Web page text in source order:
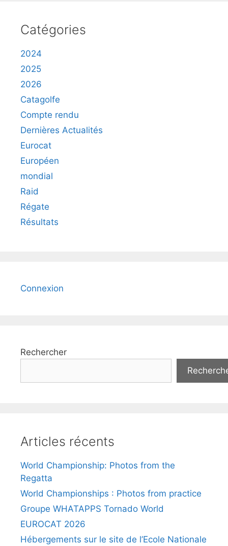
Catégories
2024
2025
2026
Catagolfe
Compte rendu
Dernières Actualités
Eurocat
Européen
mondial
Raid
Régate
Résultats
Connexion
Rechercher
Articles récents
World Championship: Photos from the
Regatta
World Championships : Photos from practice
Groupe WHATAPPS Tornado World
EUROCAT 2026
Hébergements sur le site de l’Ecole Nationale